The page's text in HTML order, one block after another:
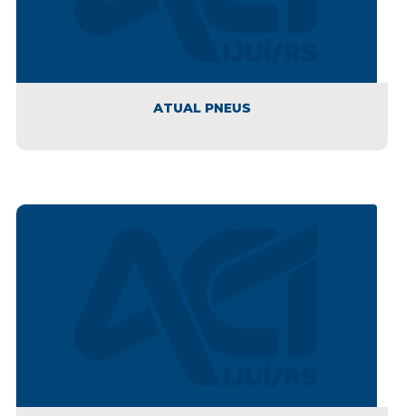
ATUAL PNEUS